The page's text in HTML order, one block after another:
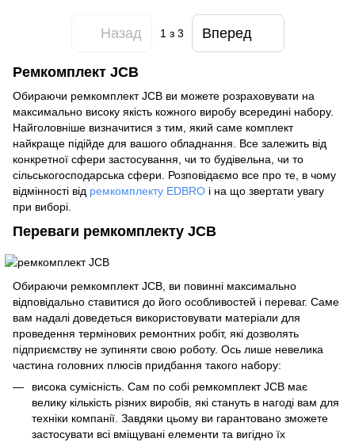
Назад 1з 3 Вперед
Ремкомплект JCB
Обираючи ремкомплект JCB ви можете розраховувати на
максимально високу якість кожного виробу всередині набору.
Найголовніше визначитися з тим, який саме комплект
найкраще підійде для вашого обладнання. Все залежить від
конкретної сфери застосування, чи то будівельна, чи то
сільськогосподарська сфери. Розповідаємо все про те, в чому
відмінності від ремкомплекту EDBRO і на що звертати увагу
при виборі.
Переваги ремкомплекту JCB
Обираючи ремкомплект JCB, ви повинні максимально
відповідально ставитися до його особливостей і переваг. Саме
вам надалі доведеться використовувати матеріали для
проведення термінових ремонтних робіт, які дозволять
підприємству не зупиняти свою роботу. Ось лише невелика
частина головних плюсів придбання такого набору:
висока сумісність. Сам по собі ремкомплект JCB має
велику кількість різних виробів, які стануть в нагоді вам для
техніки компанії. Завдяки цьому ви гарантовано зможете
застосувати всі вміщувані елементи та вигідно їх